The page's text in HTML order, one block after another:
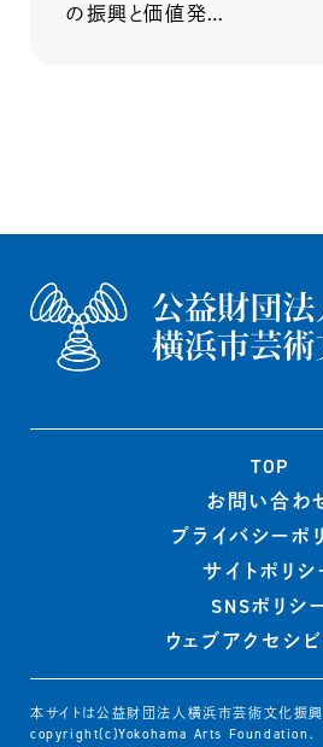
の振興と価値発…
TOP
お問い合わ
プライバシーポ
サイトポリシ
SNSポリシ
ウェブアクセシビ
本サイトは公益財団法人横浜市芸術文化振興
copyright(c)Yokohama Arts